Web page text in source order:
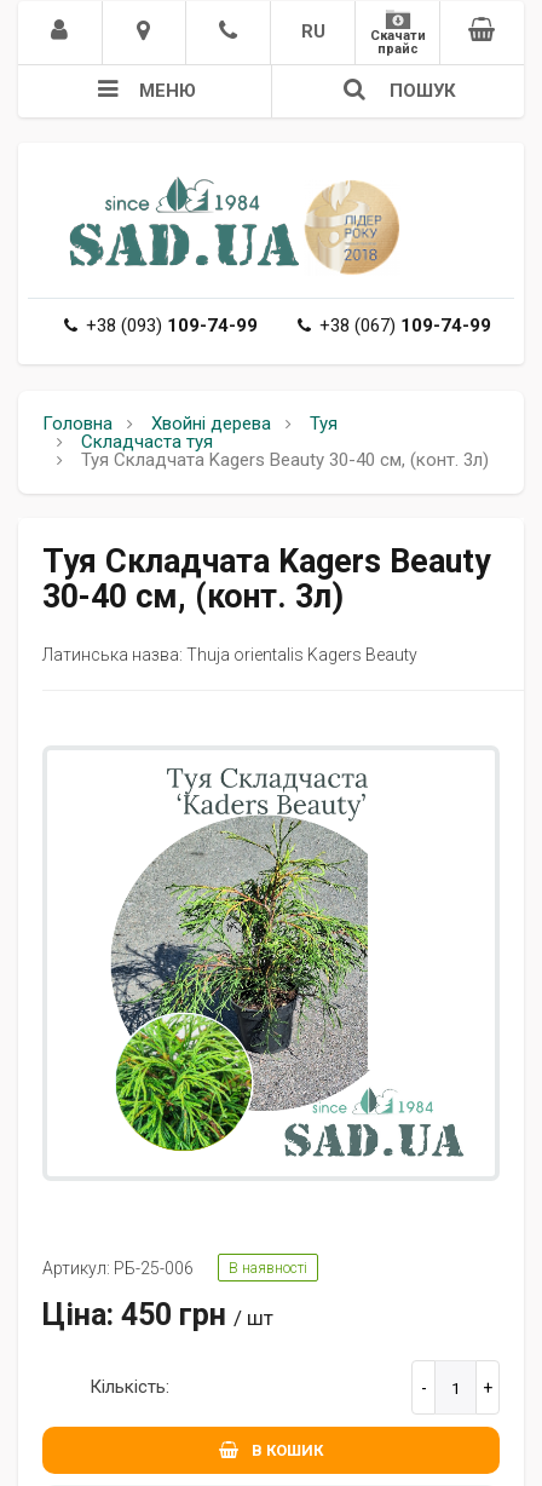
RU
Скачати
прайс
МЕНЮ ПОШУК
+38 (093) 109-74-99 +38 (067) 109-74-99
Головна Хвойні дерева
Туя
Складчаста туя
Туя Складчата Kagers Beauty 30-40 см, (конт. 3л)
Туя Складчата Kagers Beauty
30-40 см, (конт. 3л)
Латинська назва: Thuja orientalis Kagers Beauty
Артикул: РБ-25-006 В наявності
Ціна: 450 грн / шт
Кількість:
В КОШИК